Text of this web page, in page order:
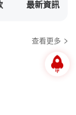
最新資訊
查看更多